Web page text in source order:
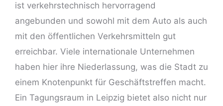
ist verkehrstechnisch hervorragend
angebunden und sowohl mit dem Auto als auch
mit den öffentlichen Verkehrsmitteln gut
erreichbar. Viele internationale Unternehmen
haben hier ihre Niederlassung, was die Stadt zu
einem Knotenpunkt für Geschäftstreffen macht.
Ein Tagungsraum in Leipzig bietet also nicht nur